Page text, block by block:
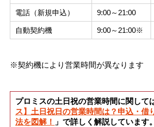
電話（新規申込） 9:00～21:00
自動契約機 9:00～21:00※
※契約機により営業時間が異なります
プロミスの土日祝の営業時間に関して
ス】土日祝日の営業時間は？申込・借
法を図解！
」で詳しく解説しています。